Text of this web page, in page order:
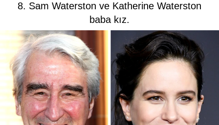
8. Sam Waterston ve Katherine Waterston
baba kız.